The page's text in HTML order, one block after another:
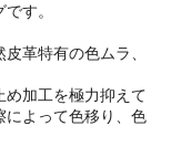
す。
革特有の色ムラ、
め加工を極力抑えて
によって色移り、色